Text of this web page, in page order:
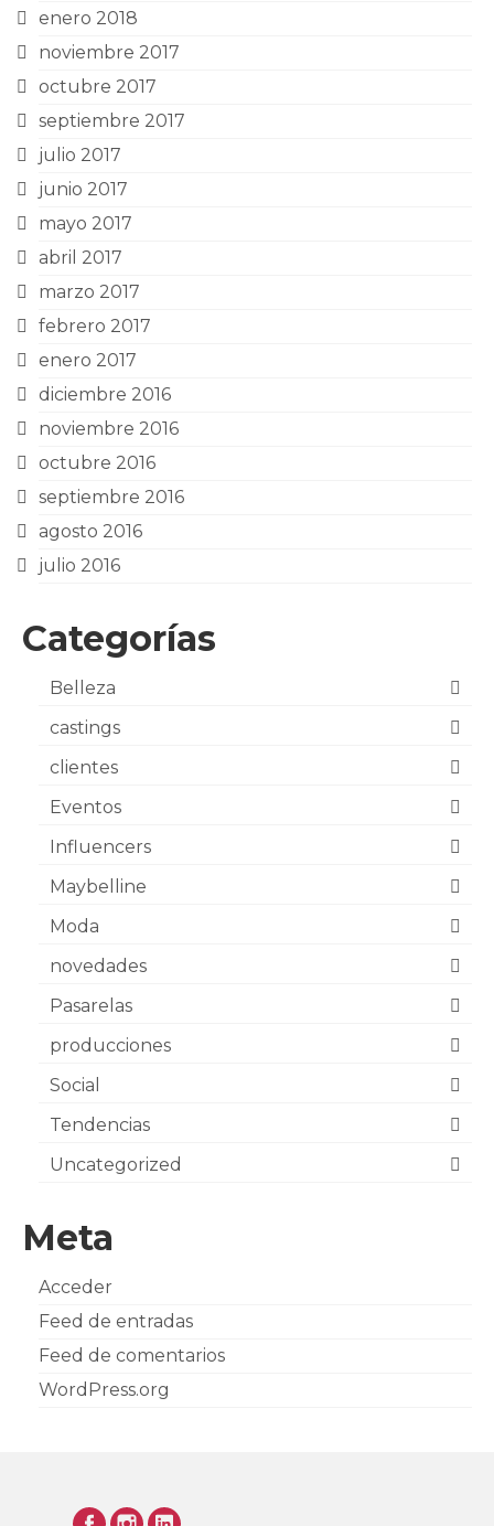
enero 2018
noviembre 2017
octubre 2017
septiembre 2017
julio 2017
junio 2017
mayo 2017
abril 2017
marzo 2017
febrero 2017
enero 2017
diciembre 2016
noviembre 2016
octubre 2016
septiembre 2016
agosto 2016
julio 2016
Categorías
Belleza
castings
clientes
Eventos
Influencers
Maybelline
Moda
novedades
Pasarelas
producciones
Social
Tendencias
Uncategorized
Meta
Acceder
Feed de entradas
Feed de comentarios
WordPress.org